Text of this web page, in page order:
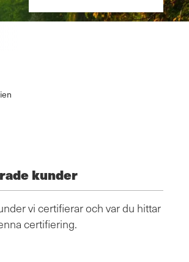
kunder
vi certifierar och var du hittar
certifiering.